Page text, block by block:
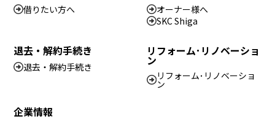
退去・解約手続き
退去・解約手続き
借りたい方へ
オーナー様へ
SKC Shiga
リフォーム･リノベーショ
ン
リフォーム･リノベーショ
ン
企業情報